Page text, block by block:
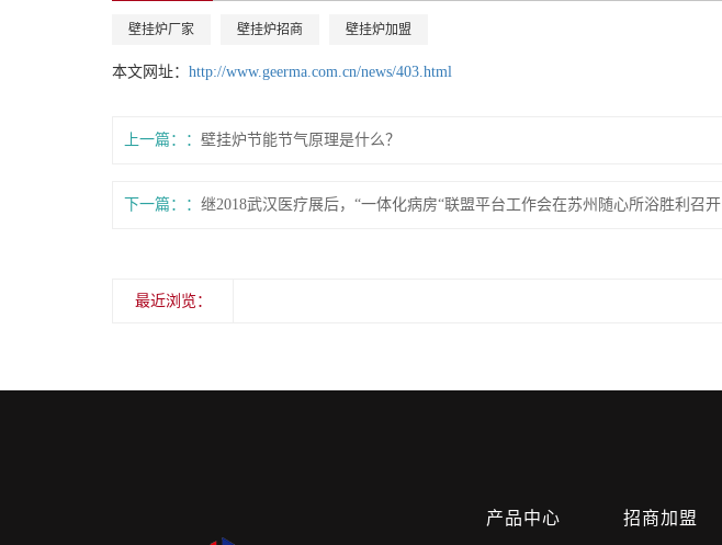
壁挂炉厂家 壁挂炉招商 壁挂炉加盟
本文网址： http://www.geerma.com.cn/news/403.html
上一篇： 壁挂炉节能节气原理是什么？
下一篇： 继2018武汉医疗展后，“一体化病房“联盟平台工作会在苏州随心所浴胜利召开
最近浏览：
产品中心 招商加盟